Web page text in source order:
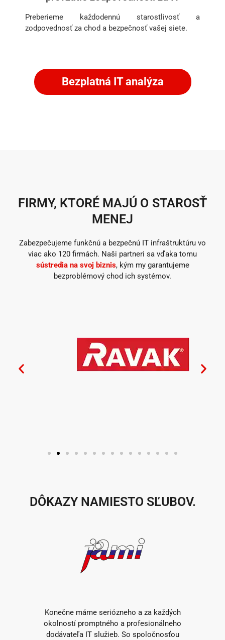
Preberieme každodennú starostlivosť a
zodpovednosť za chod a bezpečnosť vašej siete.
Bezplatná IT analýza
FIRMY, KTORÉ MAJÚ O STAROSŤ
MENEJ
Zabezpečujeme funkčnú a bezpečnú IT infraštruktúru vo
viac ako 120 firmách. Naši partneri sa vďaka tomu
sústredia na svoj biznis, kým my garantujeme
bezproblémový chod ich systémov.
DÔKAZY NAMIESTO SĽUBOV.
Konečne máme seriózneho a za každých
okolností promptného a profesionálneho
dodávateľa IT služieb. So spoločnosťou